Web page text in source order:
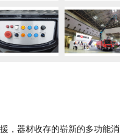
，器材收存的崭新的多功能消